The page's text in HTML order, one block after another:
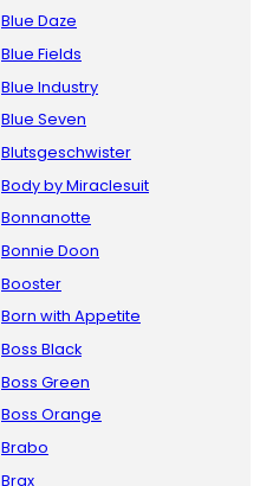
Blue Daze
Blue Fields
Blue Industry
Blue Seven
Blutsgeschwister
Body by Miraclesuit
Bonnanotte
Bonnie Doon
Booster
Born with Appetite
Boss Black
Boss Green
Boss Orange
Brabo
Brax